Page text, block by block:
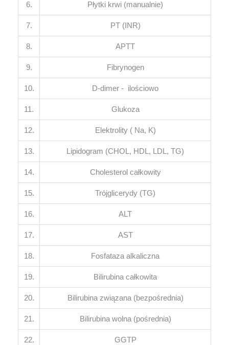
6. Płytki krwi (manualnie)
7. PT (INR)
8. APTT
9. Fibrynogen
10. D-dimer - ilościowo
11. Glukoza
12. Elektrolity ( Na, K)
13. Lipidogram (CHOL, HDL, LDL, TG)
14. Cholesterol całkowity
15. Trójglicerydy (TG)
16. ALT
17. AST
18. Fosfataza alkaliczna
19. Bilirubina całkowita
20. Bilirubina związana (bezpośrednia)
21. Bilirubina wolna (pośrednia)
22. GGTP